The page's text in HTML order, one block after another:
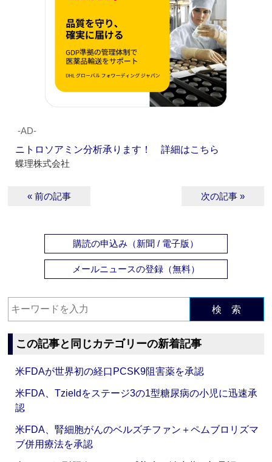
‐AD‐
ニトロソアミン分析承ります！ 詳細はこちら
蝶理株式会社
« 前の記事 次の記事 »
購読の申込み（新聞 / 電子版）
メールニュースの登録（無料）
検 索
この記事と同じカテゴリーの新着記事
米FDAが世界初の経口PCSK9阻害薬を承認
米FDA、Tzieldをステージ3の1型糖尿病の小児に迅速承
認
米FDA、腎細胞がんのベルズチファン＋ペムブロリズマ
ブ併用療法を承認